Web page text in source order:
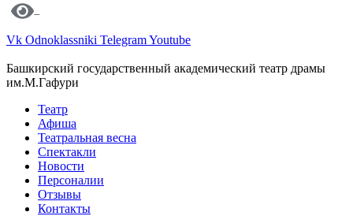
Vk Odnoklassniki TelegramYoutube
Башкирский государственный академический театр драмы
им.М.Гафури
Театр
Афиша
Театральная весна
Спектакли
Новости
Персоналии
Отзывы
Контакты